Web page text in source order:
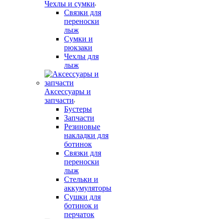
Чехлы и сумки
Связки для
переноски
лыж
Сумки и
рюкзаки
Чехлы для
лыж
Аксессуары и
запчасти
Бустеры
Запчасти
Резиновые
накладки для
ботинок
Связки для
переноски
лыж
Стельки и
аккумуляторы
Сушки для
ботинок и
перчаток